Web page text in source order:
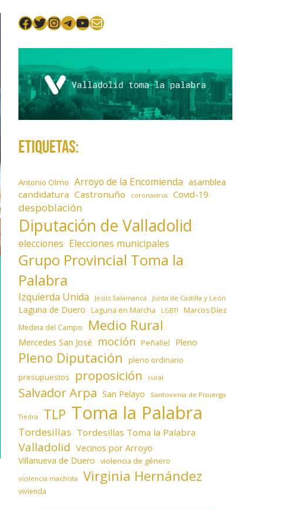
Facebook
Twitter
Instagram
Telegram
YouTube
Mail
Etiquetas:
Antonio Olmo Arroyo de la Encomienda asamblea
candidatura Castronuño coronavirus Covid-19
despoblación
Diputación de Valladolid
elecciones Elecciones municipales
Grupo Provincial Toma la
Palabra
Izquierda Unida Jesús Salamanca Junta de Castilla y León
Laguna de Duero Laguna en Marcha LGBTI Marcos Díez
Medina del Campo Medio Rural
Mercedes San José moción Peñafiel Pleno
Pleno Diputación pleno ordinario
presupuestos proposición rural
Salvador Arpa San Pelayo Santovenia de Pisuerga
Tiedra TLP Toma la Palabra
Tordesillas Tordesillas Toma la Palabra
Valladolid Vecinos por Arroyo
Villanueva de Duero violencia de género
violencia machista Virginia Hernández
vivienda